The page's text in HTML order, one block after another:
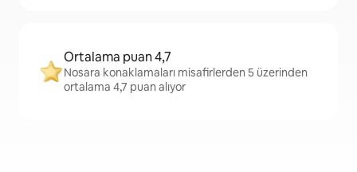
Ortalama puan 4,7
Nosara konaklamaları misafirlerden 5 üzerinden
ortalama 4,7 puan alıyor